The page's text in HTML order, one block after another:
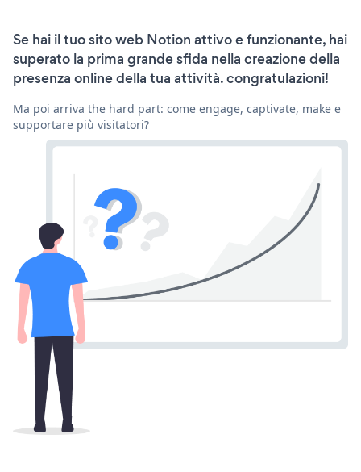
Se hai il tuo sito web Notion attivo e funzionante, hai
superato la prima grande sfida nella creazione della
presenza online della tua attività. congratulazioni!
Ma poi arriva the hard part: come engage, captivate, make e
supportare più visitatori?